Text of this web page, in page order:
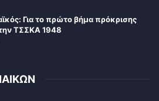
Για το πρώτο βήμα πρόκρισης
ΤΣΣΚΑ 1948